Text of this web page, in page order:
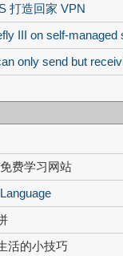
打造回家 VPN
III on self-managed
only send but
费学习网站
活的小技巧